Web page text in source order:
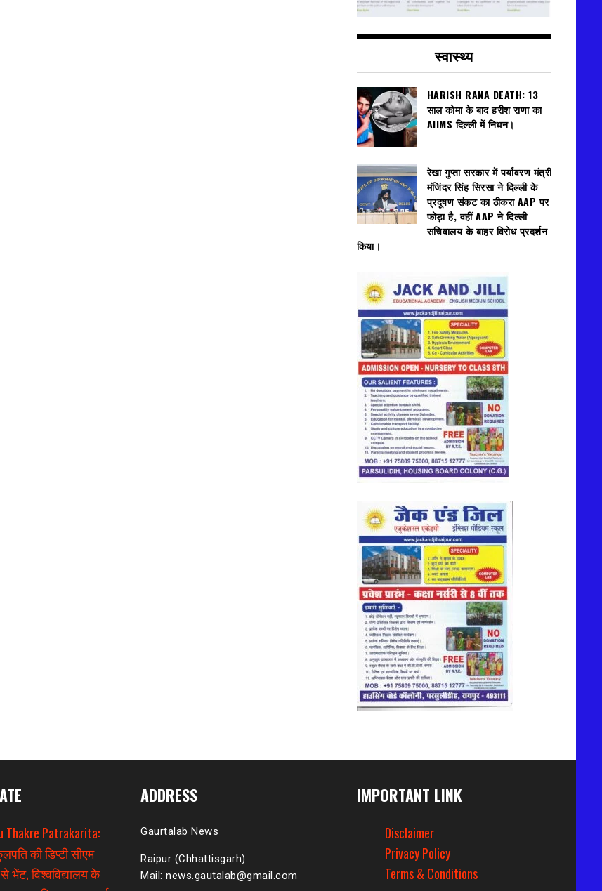
स्वास्थ्य
HARISH RANA DEATH: 13
साल कोमा के बाद हरीश राणा का
AIIMS दिल्ली में निधन।
रेखा गुप्ता सरकार में पर्यावरण मंत्री
मंजिंदर सिंह सिरसा ने दिल्ली के
प्रदूषण संकट का ठीकरा AAP पर
फोड़ा है, वहीं AAP ने दिल्ली
सचिवालय के बाहर विरोध प्रदर्शन
किया।
Thakre Patrakarita:
की डिप्टी सीएम
भेंट, विश्वविद्यालय के
ADDRESS
Gaurtalab News
Raipur (Chhattisgarh).
Mail: news.gautalab@gmail.com
IMPORTANT LINK
Disclaimer
Privacy Policy
Terms & Conditions